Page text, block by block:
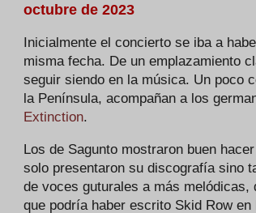
octubre de 2023
Inicialmente el concierto se iba a
misma fecha. De un emplazamiento
seguir siendo en la música. Un poco
la Península, acompañan a los
Extinction.
Los de Sagunto mostraron buen
solo presentaron su discografía sino
de voces guturales a más melódicas,
que podría haber escrito Skid Row